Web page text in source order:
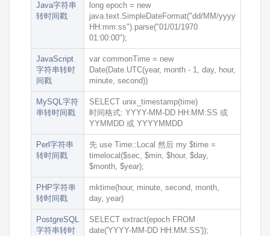
Java字符串
转时间戳
long epoch = new
java.text.SimpleDateFormat("dd/MM/yyyy
HH:mm:ss").parse("01/01/1970
01:00:00");
JavaScript
字符串转时
间戳
var commonTime = new
Date(Date.UTC(year, month - 1, day, hour,
minute, second))
MySQL字符
串转时间戳
SELECT unix_timestamp(time)
时间格式: YYYY-MM-DD HH:MM:SS 或
YYMMDD 或 YYYYMMDD
Perl字符串
转时间戳
先 use Time::Local 然后 my $time =
timelocal($sec, $min, $hour, $day,
$month, $year);
PHP字符串
转时间戳
mktime(hour, minute, second, month,
day, year)
PostgreSQL
字符串转时
SELECT extract(epoch FROM
date('YYYY-MM-DD HH:MM:SS'));